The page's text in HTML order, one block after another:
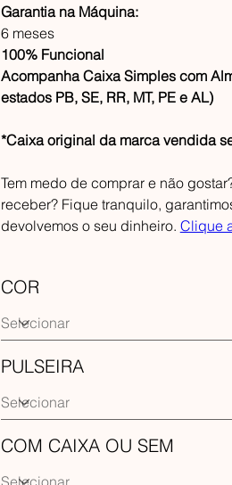
Garantia na Máquina:
6 meses
100% Funcional
Acompanha Caixa Simples com
estados PB, SE, RR, MT, PE e AL)
*Caixa original da marca vendida
Tem medo de comprar e não
receber? Fique tranquilo,
devolvemos o seu dinheiro. Clique
COR
PULSEIRA
COM CAIXA OU SEM